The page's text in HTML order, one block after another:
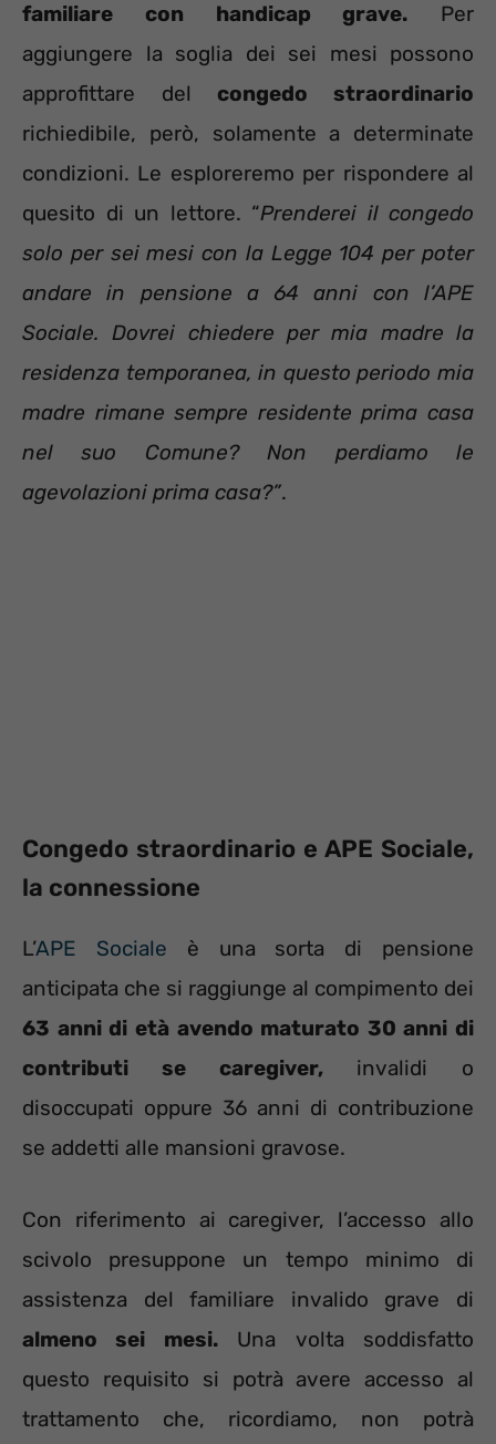
familiare con handicap grave. Per
aggiungere la soglia dei sei mesi possono
approfittare del congedo straordinario
richiedibile, però, solamente a determinate
condizioni. Le esploreremo per rispondere al
quesito di un lettore. “Prenderei il congedo
solo per sei mesi con la Legge 104 per poter
andare in pensione a 64 anni con l’APE
Sociale. Dovrei chiedere per mia madre la
residenza temporanea, in questo periodo mia
madre rimane sempre residente prima casa
nel suo Comune? Non perdiamo le
agevolazioni prima casa?”.
Congedo straordinario e APE Sociale,
la connessione
L’APE Sociale è una sorta di pensione
anticipata che si raggiunge al compimento dei
63 anni di età avendo maturato 30 anni di
contributi se caregiver,invalidi o
disoccupati oppure 36 anni di contribuzione
se addetti alle mansioni gravose.
Con riferimento ai caregiver, l’accesso allo
scivolo presuppone un tempo minimo di
assistenza del familiare invalido grave di
almeno sei mesi.Una volta soddisfatto
questo requisito si potrà avere accesso al
trattamento che, ricordiamo, non potrà